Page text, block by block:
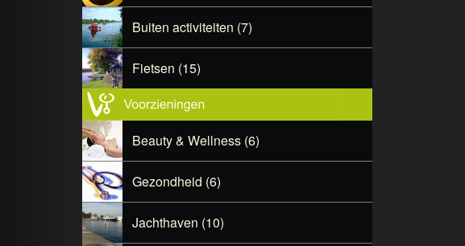
Buiten activiteiten (7)
Fietsen (15)
Beauty & Wellness (6)
Gezondheid (6)
Jachthaven (10)